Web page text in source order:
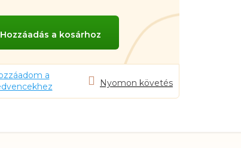
Hozzáadás a kosárhoz
Nyomon követés